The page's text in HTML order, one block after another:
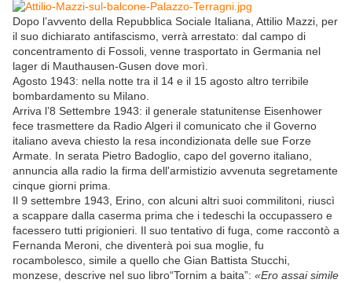
Dopo l’avvento della Repubblica Sociale Italiana, Attilio Mazzi, per
il suo dichiarato antifascismo, verrà arrestato: dal campo di
concentramento di Fossoli, venne trasportato in Germania nel
lager di Mauthausen-Gusen dove morì.
Agosto 1943: nella notte tra il 14 e il 15 agosto altro terribile
bombardamento su Milano.
Arriva l’8 Settembre 1943: il generale statunitense Eisenhower
fece trasmettere da Radio Algeri il comunicato che il Governo
italiano aveva chiesto la resa incondizionata delle sue Forze
Armate. In serata Pietro Badoglio, capo del governo italiano,
annuncia alla radio la firma dell'armistizio avvenuta segretamente
cinque giorni prima.
Il 9 settembre 1943, Erino, con alcuni altri suoi commilitoni, riuscì
a scappare dalla caserma prima che i tedeschi la occupassero e
facessero tutti prigionieri. Il suo tentativo di fuga, come raccontò a
Fernanda Meroni, che diventerà poi sua moglie, fu
rocambolesco, simile a quello che Gian Battista Stucchi,
monzese, descrive nel suo libro“Tornim a baita”: «Ero assai simile